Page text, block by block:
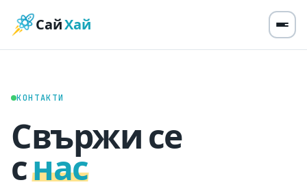
СайХай
КОНТАКТИ
Свържи се
снас